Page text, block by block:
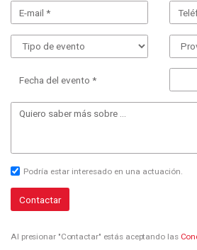
Fecha del evento *
Podría estar interesado en una actuación.
Contactar
Al presionar "Contactar" estás aceptando las